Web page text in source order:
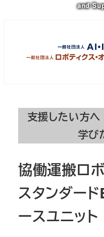
and
支援したい方へ
学び
協働運搬ロ
スタンダー
ースユニット